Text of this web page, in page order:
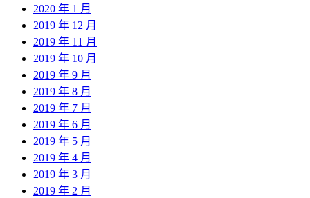
2020 年 1 月
2019 年 12 月
2019 年 11 月
2019 年 10 月
2019 年 9 月
2019 年 8 月
2019 年 7 月
2019 年 6 月
2019 年 5 月
2019 年 4 月
2019 年 3 月
2019 年 2 月